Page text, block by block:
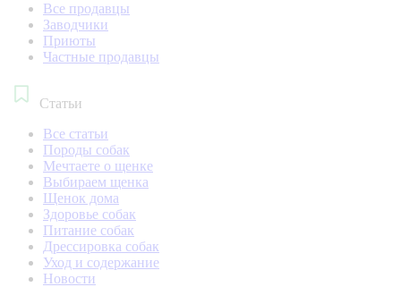
Все продавцы
Заводчики
Приюты
Частные продавцы
Статьи
Все статьи
Породы собак
Мечтаете о щенке
Выбираем щенка
Щенок дома
Здоровье собак
Питание собак
Дрессировка собак
Уход и содержание
Новости